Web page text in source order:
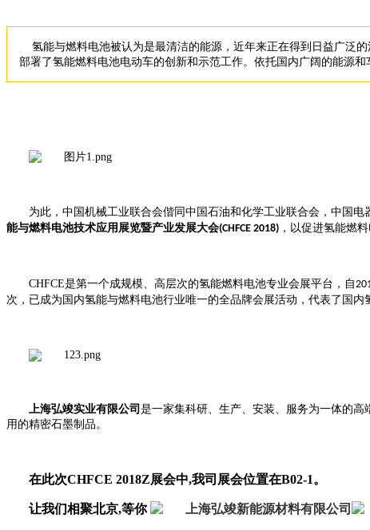
氢能与燃料电池被认为是最清洁的能源，近年来正在得到日益广泛
部署了氢能燃料电池电动车的创新和示范工作。依托国内广阔的能源
为此，中国机械工业联合会偕同中国石油和化学工业联合会，中国
能与燃料电池技术应用展览暨产业发展大会(CHFCE 2018) ，以促进氢能燃
CHFCE是第一个成规模、高层次的氢能燃料电池专业会展平台，自
次，已成为国内氢能与燃料电池行业唯一的全品牌会展活动，代表了国内
上海弘竣实业有限公司 是一家集科研、生产、安装、服务为一体的
用的精密石墨制品。
在此次CHFCE 2018Z展会中,我司展会位置在B02-1。
让我们相聚北京,等你